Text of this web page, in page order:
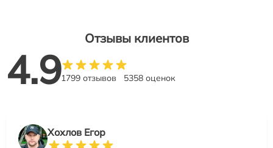
Отзывы клиентов
4.91799 отзывов 5358 оценок
Хохлов Егор